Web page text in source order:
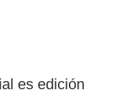
es edición